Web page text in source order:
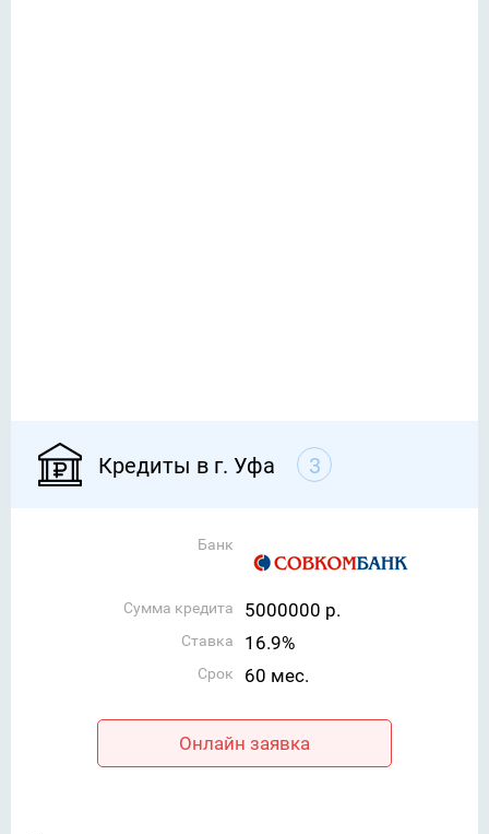
Кредиты в г. Уфа 3
Банк
Сумма кредита 5000000 р.
Ставка 16.9%
Срок 60 мес.
Онлайн заявка